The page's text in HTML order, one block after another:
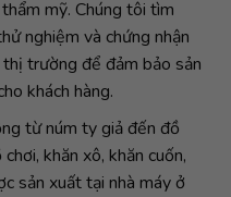
mỹ. Chúng tôi tìm
nghiệm và chứng nhận
trường để đảm bảo sản
khách hàng.
từ núm ty giả đến đồ
khăn xô, khăn cuốn,
sản xuất tại nhà máy ở